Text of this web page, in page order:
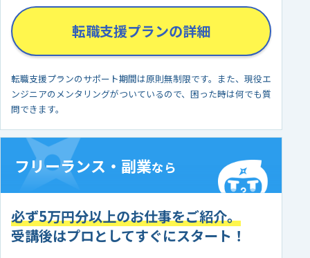
転職支援プランの詳細
転職支援プランのサポート期間は原則無制限です。また、現役エ
ンジニアのメンタリングがついているので、困った時は何でも質
問できます。
フリーランス・副業なら
必ず5万円分以上のお仕事をご紹介。
受講後はプロとしてすぐにスタート！